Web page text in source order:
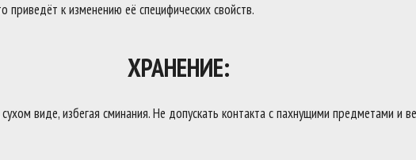
к изменению её специфических свойств.
ХРАНЕНИЕ:
виде, избегая сминания. Не допускать контакта с пахнущими предметами и